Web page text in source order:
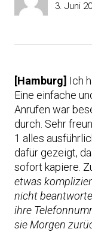
3. Juni
[Hamburg] Ich
Eine einfache
Anrufen war
durch. Sehr
1 alles
dafür gezeigt,
sofort kapiere.
etwas
nicht
ihre
sie Morgen